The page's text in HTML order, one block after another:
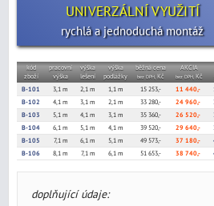
UNIVERZÁLNÍ VYUŽITÍ
rychlá a jednoduchá montáž
kód
zboží
pracovní
výška
výška
lešení
výška
podlážky
běžná cena
bez DPH, Kč
AKCIA
bez DPH, Kč
B-101
3,1 m 2,1 m 1,1 m 15 253,- 11 440,-
B-102
4,1 m 3,1 m 2,1 m 33 280,- 24 960,-
B-103
5,1 m 4,1 m 3,1 m 35 360,- 26 520,-
B-104
6,1 m 5,1 m 4,1 m 39 520,- 29 640,-
B-105
7,1 m 6,1 m 5,1 m 49 573,- 37 180,-
B-106
8,1 m 7,1 m 6,1 m 51 653,- 38 740,-
doplňující údaje: